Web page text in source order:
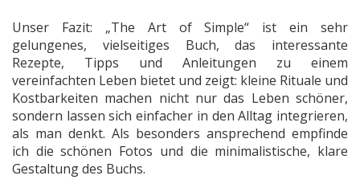
Unser Fazit: „The Art of Simple“ ist ein sehr
gelungenes, vielseitiges Buch, das interessante
Rezepte, Tipps und Anleitungen zu einem
vereinfachten Leben bietet und zeigt: kleine Rituale und
Kostbarkeiten machen nicht nur das Leben schöner,
sondern lassen sich einfacher in den Alltag integrieren,
als man denkt. Als besonders ansprechend empfinde
ich die schönen Fotos und die minimalistische, klare
Gestaltung des Buchs.